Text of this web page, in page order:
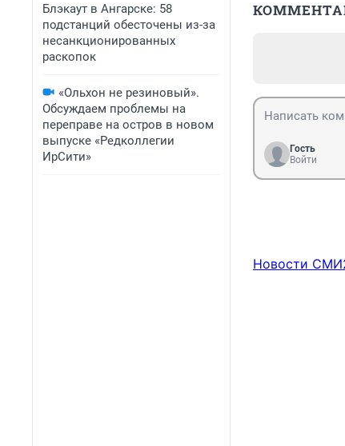
Блэкаут в Ангарске: 58
подстанций обесточены из-за
несанкционированных
раскопок
«Ольхон не резиновый».
Обсуждаем проблемы на
переправе на остров в новом
выпуске «Редколлегии
ИрСити»
Гость
Войти
Новости